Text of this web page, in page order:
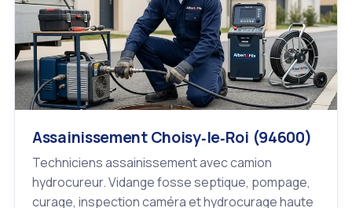
Assainissement Choisy‑le‑Roi (94600)
Techniciens assainissement avec camion
hydrocureur. Vidange fosse septique, pompage,
curage, inspection caméra et hydrocurage haute